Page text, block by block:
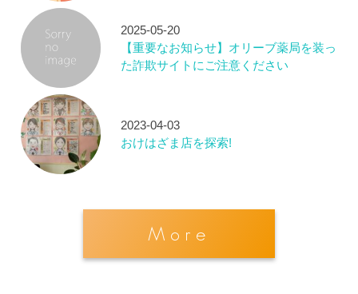
2025-05-20
【重要なお知らせ】オリーブ薬局を装っ
た詐欺サイトにご注意ください
2023-04-03
おけはざま店を探索!
More